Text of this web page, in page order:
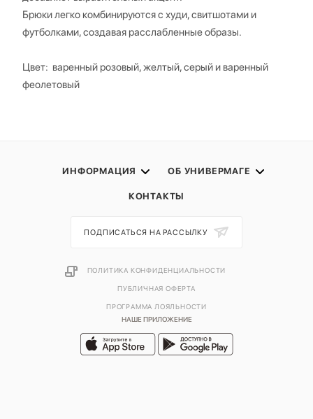
Брюки легко комбинируются с худи, свитшотами и
футболками, создавая расслабленные образы.
Цвет: варенный розовый, желтый, серый и варенный
феолетовый
ИНФОРМАЦИЯ ОБ УНИВЕРМАГЕ
КОНТАКТЫ
НАШЕ ПРИЛОЖЕНИЕ
ПОДПИСАТЬСЯ НА РАССЫЛКУ
ПОЛИТИКА КОНФИДЕНЦИАЛЬНОСТИ
ПУБЛИЧНАЯ ОФЕРТА
ПРОГРАММА ЛОЯЛЬНОСТИ